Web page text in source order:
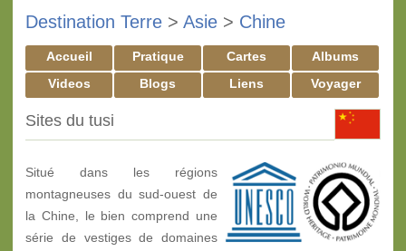
Destination Terre > Asie > Chine
Accueil Pratique Cartes
Albums
Videos
Blogs Liens Voyager
Sites du tusi
Situé dans les régions
montagneuses du sud-ouest de
la Chine, le bien comprend une
série de vestiges de domaines